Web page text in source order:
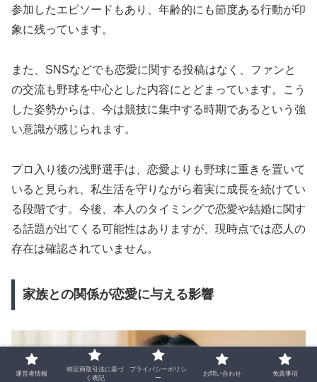
参加したエピソードもあり、年齢的にも節度ある行動が印
象に残っています。
また、SNSなどでも恋愛に関する投稿はなく、ファンと
の交流も野球を中心とした内容にとどまっています。こう
した姿勢からは、今は競技に集中する時期であるという強
い意識が感じられます。
プロ入り後の浅野選手は、恋愛よりも野球に重きを置いて
いると見られ、私生活を守りながら着実に成長を続けてい
る段階です。今後、本人のタイミングで恋愛や結婚に関す
る話題が出てくる可能性はありますが、現時点では恋人の
存在は確認されていません。
家族との関係が恋愛に与える影響
運営者情報
特定商取引法に基づ
く表記
プライバシーポリシ
ー
お問い合わせ 免責事項